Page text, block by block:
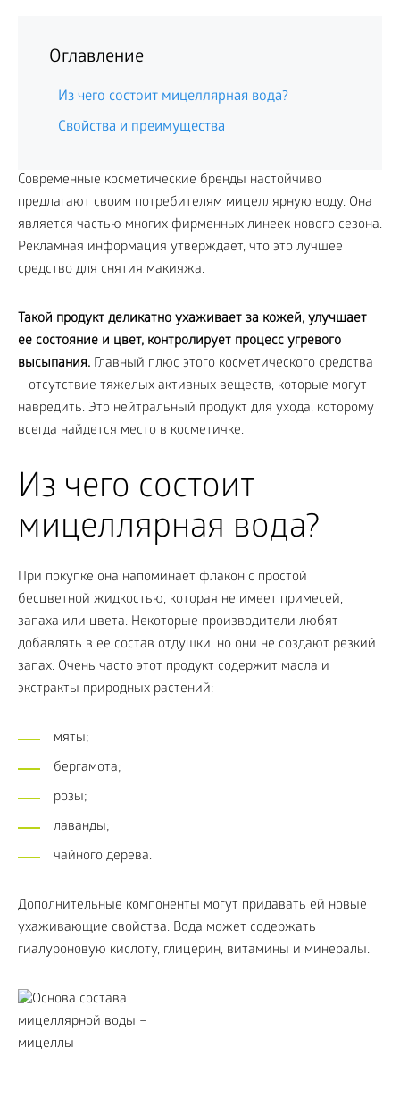
Оглавление
Из чего состоит мицеллярная вода?
Свойства и преимущества
Современные косметические бренды настойчиво
предлагают своим потребителям мицеллярную воду. Она
является частью многих фирменных линеек нового сезона.
Рекламная информация утверждает, что это лучшее
средство для снятия макияжа.
Такой продукт деликатно ухаживает за кожей, улучшает
ее состояние и цвет, контролирует процесс угревого
высыпания. Главный плюс этого косметического средства
– отсутствие тяжелых активных веществ, которые могут
навредить. Это нейтральный продукт для ухода, которому
всегда найдется место в косметичке.
Из чего состоит
мицеллярная вода?
При покупке она напоминает флакон с простой
бесцветной жидкостью, которая не имеет примесей,
запаха или цвета. Некоторые производители любят
добавлять в ее состав отдушки, но они не создают резкий
запах. Очень часто этот продукт содержит масла и
экстракты природных растений:
мяты;
бергамота;
розы;
лаванды;
чайного дерева.
Дополнительные компоненты могут придавать ей новые
ухаживающие свойства. Вода может содержать
гиалуроновую кислоту, глицерин, витамины и минералы.